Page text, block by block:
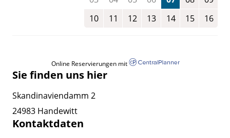
10
11 12 13 14 15 16
Online Reservierungen mit
Sie finden uns hier
Skandinaviendamm 2
24983 Handewitt
Kontaktdaten